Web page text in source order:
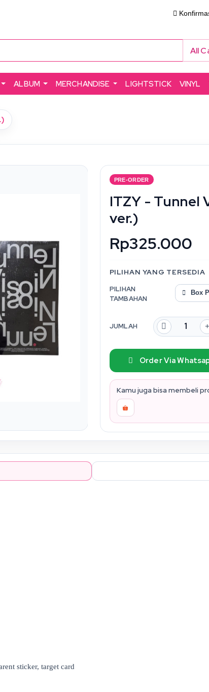
All
ALBUM MERCHANDISE LIGHTSTICK VINYL
PRE-ORDER
ITZY - Tunnel
ver.)
Rp325.000
PILIHAN YANG TERSEDIA
PILIHAN
TAMBAHAN
Box
JUMLAH
Order Via
Kamu juga bisa membeli
sticker, target card